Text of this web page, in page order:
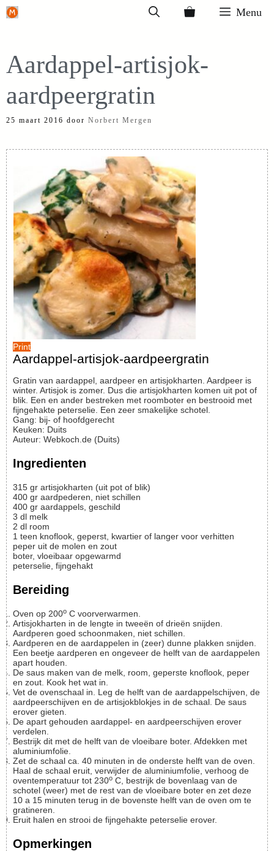
Ga
inhoud
Menu
Aardappel-artisjok-
aardpeergratin
25 maart 2016 door Norbert Mergen
Print
Aardappel-artisjok-aardpeergratin
Gratin van aardappel, aardpeer en artisjokharten. Aardpeer is
winter. Artisjok is zomer. Dus die artisjokharten komen uit pot of
blik. Een en ander bestreken met roomboter en bestrooid met
fijngehakte peterselie. Een zeer smakelijke schotel.
Gang: bij- of hoofdgerecht
Keuken: Duits
Auteur: Webkoch.de (Duits)
Ingredienten
315 gr artisjokharten (uit pot of blik)
400 gr aardpederen, niet schillen
400 gr aardappels, geschild
3 dl melk
2 dl room
1 teen knoflook, geperst, kwartier of langer voor verhitten
peper uit de molen en zout
boter, vloeibaar opgewarmd
peterselie, fijngehakt
Bereiding
Oven op 200o C voorverwarmen.
Artisjokharten in de lengte in tweeën of drieën snijden.
Aardperen goed schoonmaken, niet schillen.
Aardperen en de aardappelen in (zeer) dunne plakken snijden.
Een beetje aardperen en ongeveer de helft van de aardappelen
apart houden.
De saus maken van de melk, room, geperste knoflook, peper
en zout. Kook het wat in.
Vet de ovenschaal in. Leg de helft van de aardappelschijven, de
aardpeerschijven en de artisjokblokjes in de schaal. De saus
erover gieten.
De apart gehouden aardappel- en aardpeerschijven erover
verdelen.
Bestrijk dit met de helft van de vloeibare boter. Afdekken met
aluminiumfolie.
Zet de schaal ca. 40 minuten in de onderste helft van de oven.
Haal de schaal eruit, verwijder de aluminiumfolie, verhoog de
oventemperatuur tot 230o C, bestrijk de bovenlaag van de
schotel (weer) met de rest van de vloeibare boter en zet deze
10 a 15 minuten terug in de bovenste helft van de oven om te
gratineren.
Eruit halen en strooi de fijngehakte peterselie erover.
Opmerkingen